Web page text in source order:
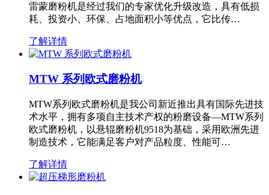
雷蒙磨粉机是经过我们的专家优化升级改造，具有低损
耗、投资小、环保、占地面积小等优点，它比传…
了解详情
MTW 系列欧式磨粉机
MTW系列欧式磨粉机是我公司新近推出具有国际先进技
术水平，拥有多项自主技术产权的粉磨设备—MTW系列
欧式磨粉机，以悬辊磨粉机9518为基础，采用欧洲先进
制造技术，它能满足客户对产品粒度、性能可…
了解详情